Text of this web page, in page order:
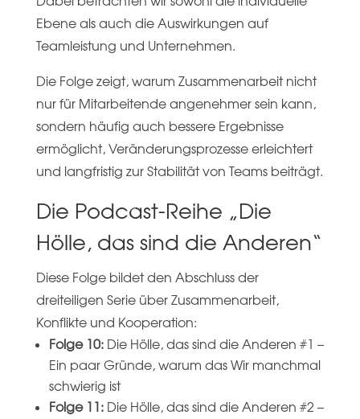
Ebene als auch die Auswirkungen auf
Teamleistung und Unternehmen.
Die Folge zeigt, warum Zusammenarbeit nicht
nur für Mitarbeitende angenehmer sein kann,
sondern häufig auch bessere Ergebnisse
ermöglicht, Veränderungsprozesse erleichtert
und langfristig zur Stabilität von Teams beiträgt.
Die Podcast-Reihe „Die
Hölle, das sind die Anderen“
Diese Folge bildet den Abschluss der
dreiteiligen Serie über Zusammenarbeit,
Konflikte und Kooperation:
Folge 10:Die Hölle, das sind die Anderen #1 –
Ein paar Gründe, warum das Wir manchmal
schwierig ist
Folge 11:Die Hölle, das sind die Anderen #2 –